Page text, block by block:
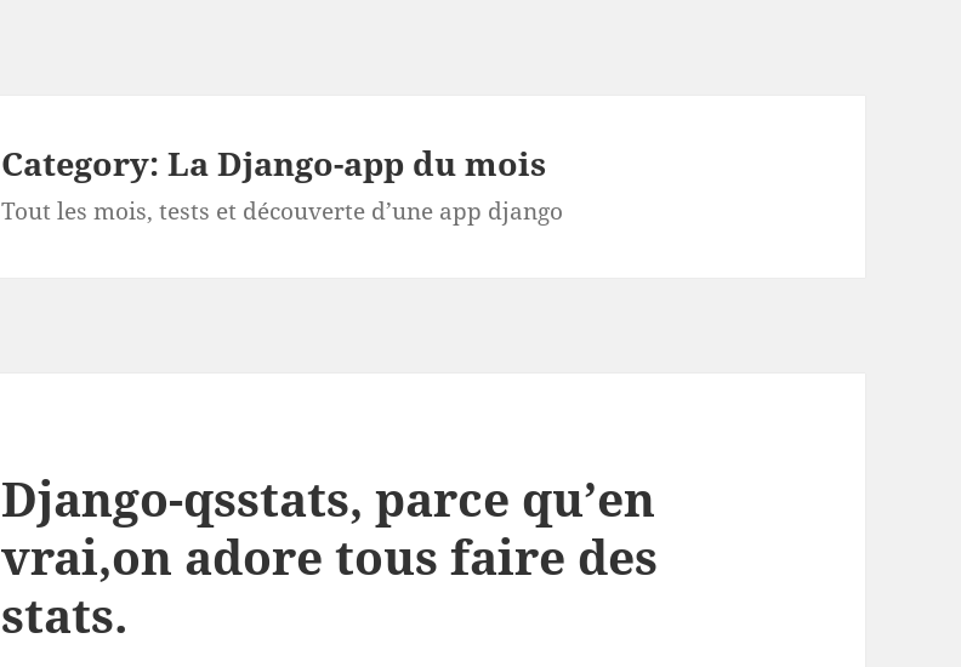
Category:La Django-app du mois
Tout les mois, tests et découverte d’une app django
Django-qsstats, parce qu’en
vrai,on adore tous faire des
stats.